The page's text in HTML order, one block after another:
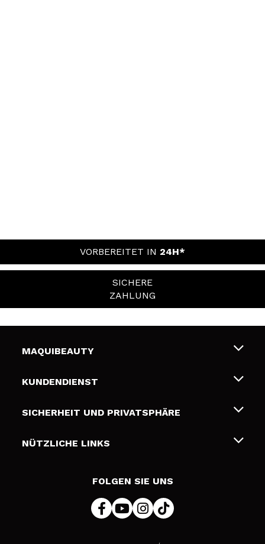
VORBEREITET IN 24H*
SICHERE
ZAHLUNG
MAQUIBEAUTY
Über uns
Geschenkkarten
KUNDENDIENST
Liefer- und Versandkosten
Zahlung
SICHERHEIT UND PRIVATSPHÄRE
Bedingungen und Datenschutz
NÜTZLICHE LINKS
FOLGEN SIE UNS